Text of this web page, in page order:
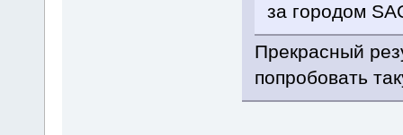
за городом
Прекрасный
попробовать